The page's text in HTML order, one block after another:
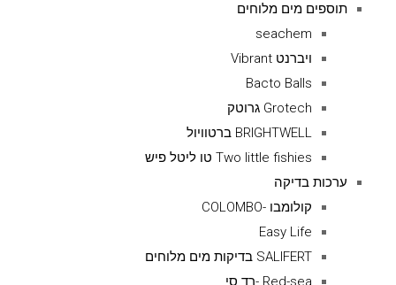
תוספים מים מלוחים
seachem
ויברנט Vibrant
Bacto Balls
Grotech גרוטק
BRIGHTWELL ברטוויול
Two little fishies טו ליטל פיש
ערכות בדיקה
קולומבו -COLOMBO
Easy Life
SALIFERT בדיקות מים מלוחים
Red-sea -רד סי